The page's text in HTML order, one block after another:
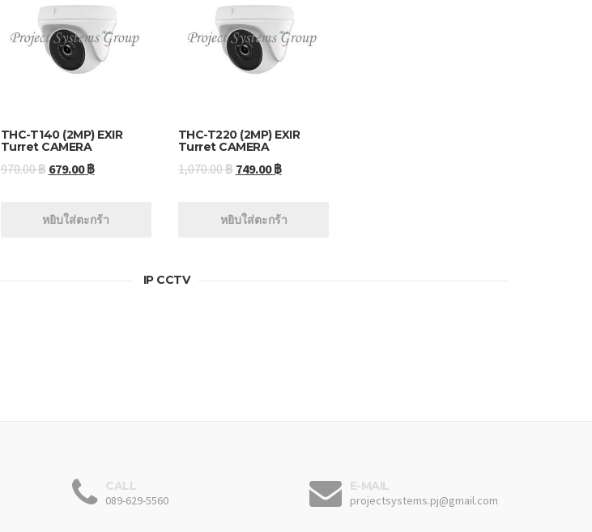
THC-T140 (2MP) EXIR
Turret CAMERA
970.00฿ 679.00฿
หยิบใส่ตะกร้า
THC-T220 (2MP) EXIR
Turret CAMERA
1,070.00฿ 749.00฿
หยิบใส่ตะกร้า
IP CCTV
CALL
089-629-5560
E-MAIL
projectsystems.pj@gmail.com